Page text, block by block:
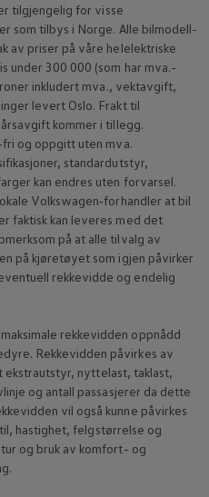
tilgjengelig for visse
som tilbys i Norge. Alle bilmodell-
av priser på våre helelektriske
under 300 000 (som har mva.-
inkludert mva., vektavgift,
levert Oslo. Frakt til
kommer i tillegg.
og oppgitt uten mva.
standardutstyr,
kan endres uten forvarsel.
Volkswagen‑forhandler at bil
faktisk kan leveres med det
på at alle tilvalg av
på kjøretøyet som igjen påvirker
rekkevidde og endelig
rekkevidden oppnådd
Rekkevidden påvirkes av
ekstrautstyr, nyttelast, taklast,
og antall passasjerer da dette
vil også kunne påvirkes
hastighet, felgstørrelse og
og bruk av komfort- og